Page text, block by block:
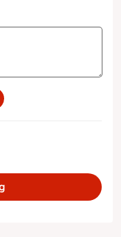
för att minska
SORT VANLIG,